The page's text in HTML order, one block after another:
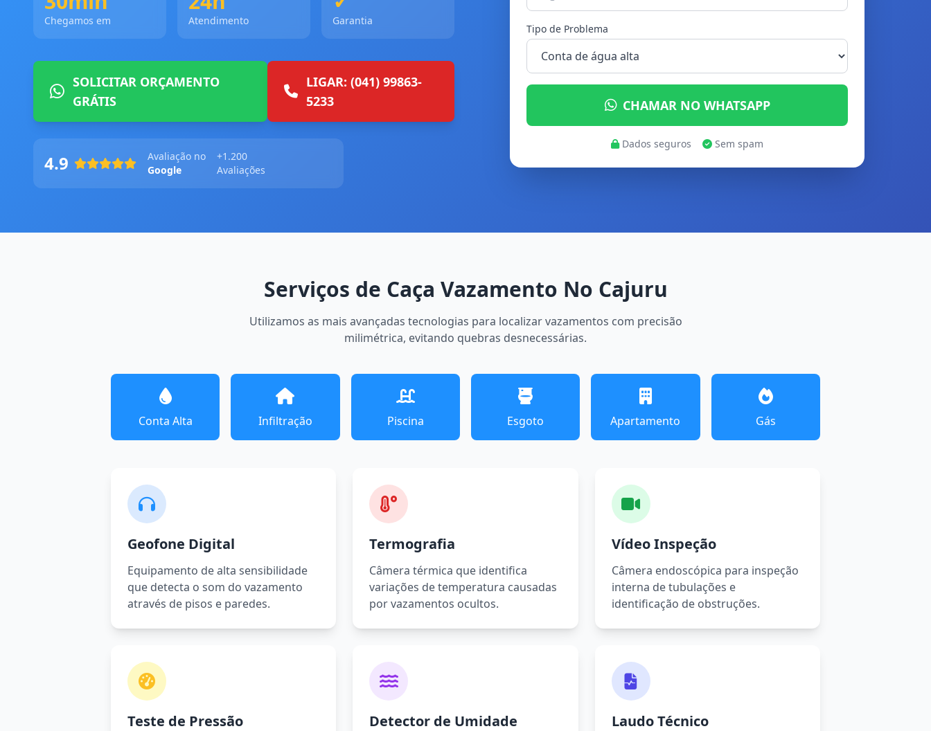
Chegamos em Atendimento Garantia
SOLICITAR ORÇAMENTO
GRÁTIS
LIGAR: (041) 99863-
5233
4.9
Avaliação no
Google
+1.200
Avaliações
Tipo de Problema
CHAMAR NO WHATSAPP
Dados seguros Sem spam
Serviços de Caça Vazamento No Cajuru
Utilizamos as mais avançadas tecnologias para localizar vazamentos com precisão
milimétrica, evitando quebras desnecessárias.
Conta Alta Infiltração Piscina Esgoto Apartamento Gás
Geofone Digital
Equipamento de alta sensibilidade
que detecta o som do vazamento
através de pisos e paredes.
Termografia
Câmera térmica que identifica
variações de temperatura causadas
por vazamentos ocultos.
Vídeo Inspeção
Câmera endoscópica para inspeção
interna de tubulações e
identificação de obstruções.
Teste de Pressão Detector de Umidade Laudo Técnico